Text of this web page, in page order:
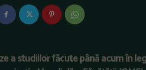
a studiilor făcute până acum în